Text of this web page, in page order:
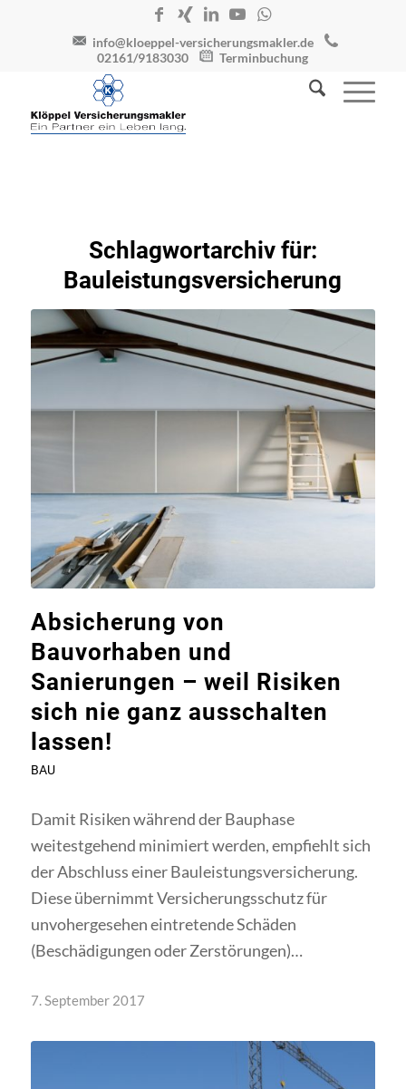
info@kloeppel-versicherungsmakler.de
02161/9183030
Terminbuchung
Schlagwortarchiv für:
Bauleistungsversicherung
Absicherung von
Bauvorhaben und
Sanierungen – weil Risiken
sich nie ganz ausschalten
lassen!
BAU
Damit Risiken während der Bauphase
weitestgehend minimiert werden, empfiehlt sich
der Abschluss einer Bauleistungsversicherung.
Diese übernimmt Versicherungsschutz für
unvohergesehen eintretende Schäden
(Beschädigungen oder Zerstörungen)…
7. September 2017